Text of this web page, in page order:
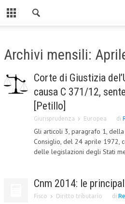
CHI SIAMO
MISSION
CONTATTI
CENTRO STUDI
ATTO COSTITUTIVO E STATUTO
DIREZIONE SCIENTIFICA
Archivi mensili:
Corte di Giustizia
causa C 371/12,
[Petillo]
Giurisprudenza Europea di
Gli articoli 3, paragrafo 1,
Consiglio, del 24 aprile 1972,
delle legislazioni degli Stati
Cnm 2014: le
Fisco Diritto tributario di